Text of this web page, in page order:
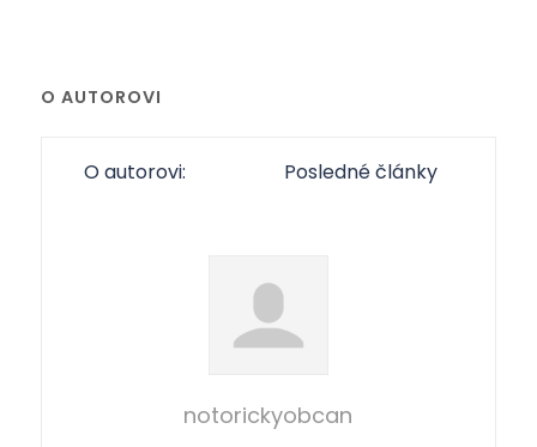
O AUTOROVI
O autorovi: Posledné články
notorickyobcan